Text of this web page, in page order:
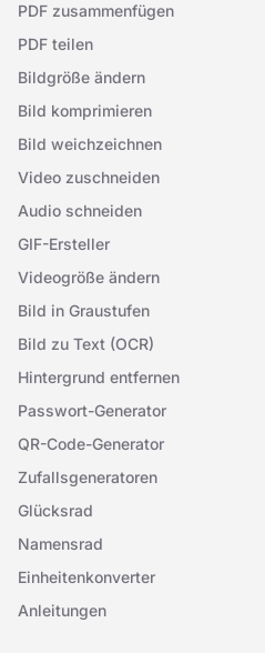
PDF zusammenfügen
PDF teilen
Bildgröße ändern
Bild komprimieren
Bild weichzeichnen
Video zuschneiden
Audio schneiden
GIF-Ersteller
Videogröße ändern
Bild in Graustufen
Bild zu Text (OCR)
Hintergrund entfernen
Passwort-Generator
QR-Code-Generator
Zufallsgeneratoren
Glücksrad
Namensrad
Einheitenkonverter
Anleitungen